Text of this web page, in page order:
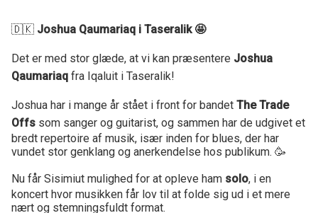
🇩🇰 Joshua Qaumariaq i Taseralik 🤩
Det er med stor glæde, at vi kan præsentere Joshua
Qaumariaq fra Iqaluit i Taseralik!
Joshua har i mange år stået i front for bandet The Trade
Offs som sanger og guitarist, og sammen har de udgivet et
bredt repertoire af musik, især inden for blues, der har
vundet stor genklang og anerkendelse hos publikum. 🥳
Nu får Sisimiut mulighed for at opleve ham solo, i en
koncert hvor musikken får lov til at folde sig ud i et mere
nært og stemningsfuldt format.